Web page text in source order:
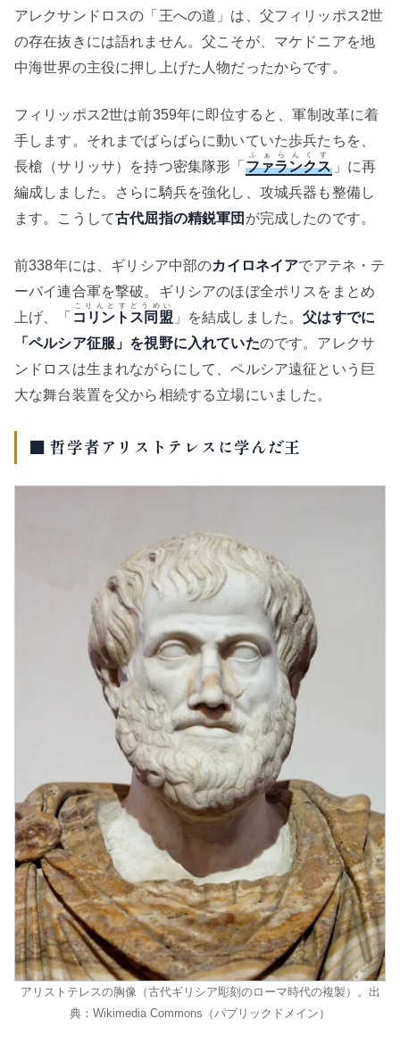
アレクサンドロスの「王への道」は、父フィリッポス2世
の存在抜きには語れません。父こそが、マケドニアを地
中海世界の主役に押し上げた人物だったからです。
フィリッポス2世は前359年に即位すると、軍制改革に着
手します。それまでばらばらに動いていた歩兵たちを、
長槍（サリッサ）を持つ密集隊形「 ファランクス
ふぁらんくす
」に再
編成しました。さらに騎兵を強化し、攻城兵器も整備し
ます。こうして古代屈指の精鋭軍団 が完成したのです。
前338年には、ギリシア中部のカイロネイアでアテネ・テ
ーバイ連合軍を撃破。ギリシアのほぼ全ポリスをまとめ
上げ、「 コリントス同盟
こりんとすどうめい
」を結成しました。父はすでに
「ペルシア征服」を視野に入れていたのです。アレクサ
ンドロスは生まれながらにして、ペルシア遠征という巨
大な舞台装置を父から相続する立場にいました。
■ 哲学者アリストテレスに学んだ王
アリストテレスの胸像（古代ギリシア彫刻のローマ時代の複製）。出
典：Wikimedia Commons（パブリックドメイン）